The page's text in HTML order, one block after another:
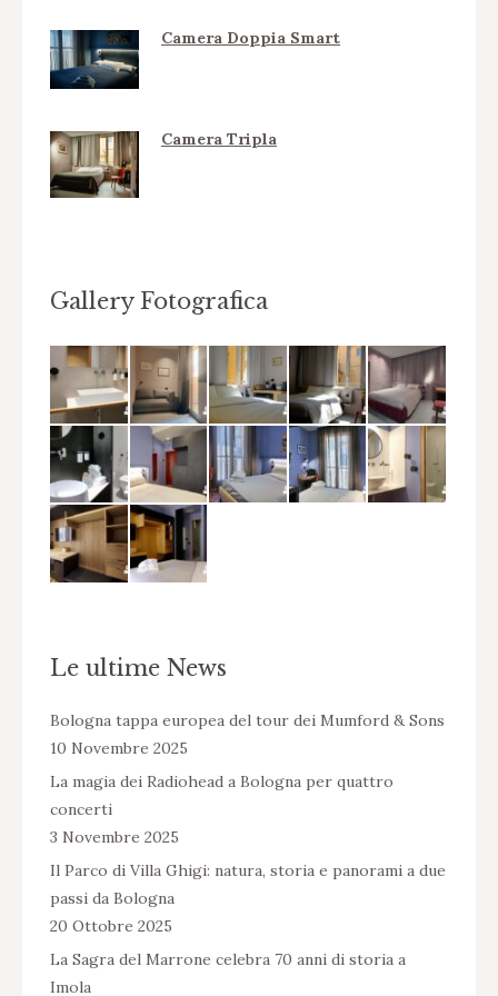
Camera Doppia Smart
Camera Tripla
Gallery Fotografica
Le ultime News
Bologna tappa europea del tour dei Mumford & Sons
10 Novembre 2025
La magia dei Radiohead a Bologna per quattro
concerti
3 Novembre 2025
Il Parco di Villa Ghigi: natura, storia e panorami a due
passi da Bologna
20 Ottobre 2025
La Sagra del Marrone celebra 70 anni di storia a
Imola